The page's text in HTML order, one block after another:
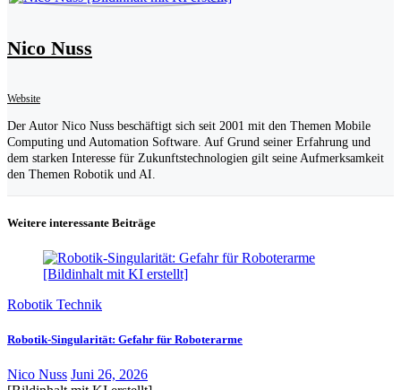
Nico Nuss
Website
Der Autor Nico Nuss beschäftigt sich seit 2001 mit den Themen Mobile
Computing und Automation Software. Auf Grund seiner Erfahrung und
dem starken Interesse für Zukunftstechnologien gilt seine Aufmerksamkeit
den Themen Robotik und AI.
Weitere interessante Beiträge
Robotik Technik
Robotik-Singularität: Gefahr für Roboterarme
Nico Nuss Juni 26, 2026